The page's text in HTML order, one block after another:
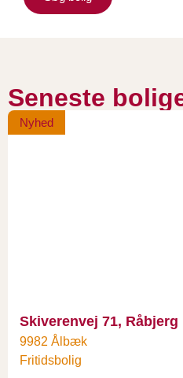
Seneste
Nyhed
Skiverenvej 71, Råbjerg
9982 Ålbæk
Fritidsbolig